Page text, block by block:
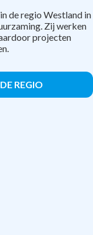
de regio Westland in
Zij werken
projecten
REGIO